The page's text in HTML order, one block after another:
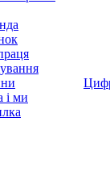
і ми